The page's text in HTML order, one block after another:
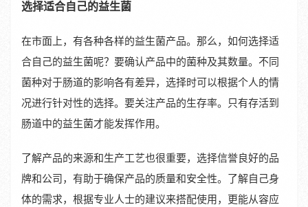
选择适合自己的益生菌
在市面上，有各种各样的益生菌产品。那么，如何选择适
合自己的益生菌呢？要确认产品中的菌种及其数量。不同
菌种对于肠道的影响各有差异，选择时可以根据个人的情
况进行针对性的选择。要关注产品的生存率。只有存活到
肠道中的益生菌才能发挥作用。
了解产品的来源和生产工艺也很重要，选择信誉良好的品
牌和公司，有助于确保产品的质量和安全性。了解自己身
体的需求，根据专业人士的建议来搭配使用，更能从容应